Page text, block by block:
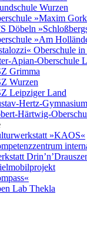
Wurzen
»Maxim
Döbeln
»Am
Oberschule
Apian-Oberschule
Grimma
Wurzen
Leipziger Land
Hertz-
Härtwig-
»KAOS«
Lab Thekla